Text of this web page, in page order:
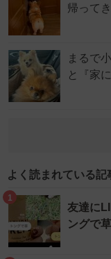
帰って
まるで
と『家
よく読まれている記
1
友達に
ングで